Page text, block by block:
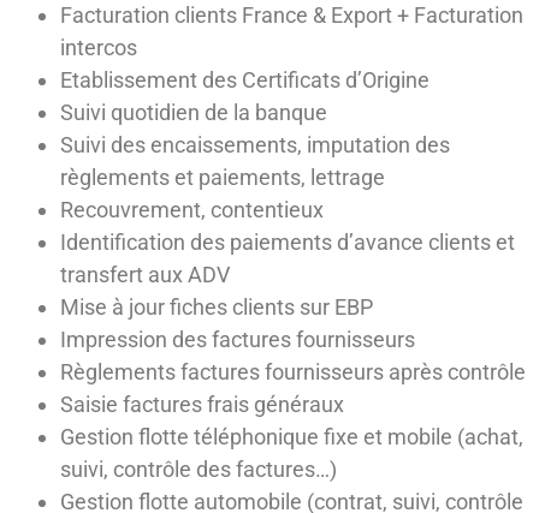
Facturation clients France & Export + Facturation
intercos
Etablissement des Certificats d’Origine
Suivi quotidien de la banque
Suivi des encaissements, imputation des
règlements et paiements, lettrage
Recouvrement, contentieux
Identification des paiements d’avance clients et
transfert aux ADV
Mise à jour fiches clients sur EBP
Impression des factures fournisseurs
Règlements factures fournisseurs après contrôle
Saisie factures frais généraux
Gestion flotte téléphonique fixe et mobile (achat,
suivi, contrôle des factures…)
Gestion flotte automobile (contrat, suivi, contrôle